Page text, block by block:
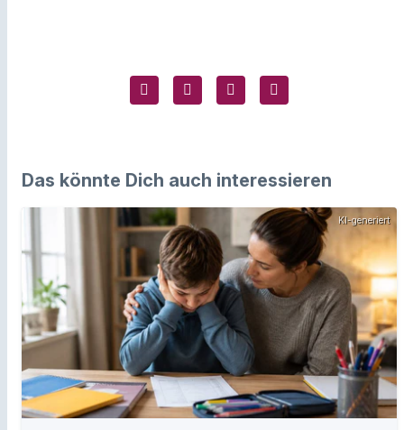
Das könnte Dich auch interessieren
KI-generiert